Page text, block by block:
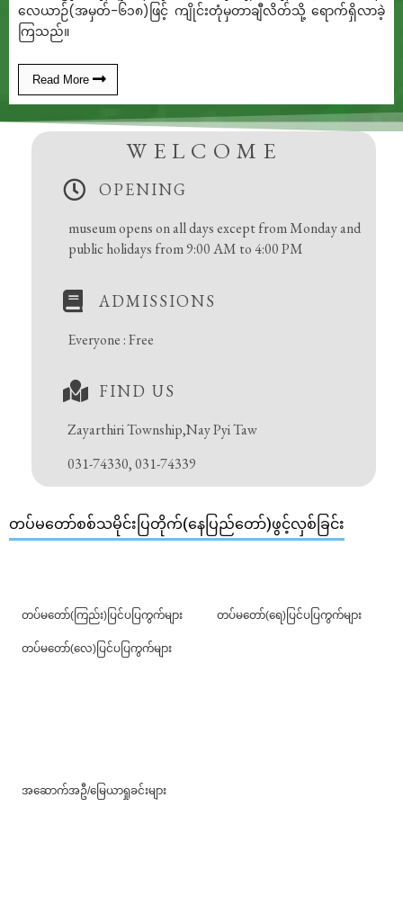
လေယာဉ်(အမှတ်-၆၁၈)ဖြင့် ကျိုင်းတုံမှတာချီလိတ်သို့ ရောက်ရှိလာခဲ့
ကြသည်။
Read More
WELCOME
OPENING
museum opens on all days except from Monday and
public holidays from 9:00 AM to 4:00 PM
ADMISSIONS
Everyone : Free
FIND US
Zayarthiri Township,Nay Pyi Taw
031-74330, 031-74339
တပ်မတော်စစ်သမိုင်းပြတိုက်(နေပြည်တော်)ဖွင့်လှစ်ခြင်း
တပ်မတော်(ကြည်း)ပြင်ပပြကွက်များ တပ်မတော်(ရေ)ပြင်ပပြကွက်များ
တပ်မတော်(လေ)ပြင်ပပြကွက်များ
အဆောက်အဦ/မြေယာရှုခင်းများ